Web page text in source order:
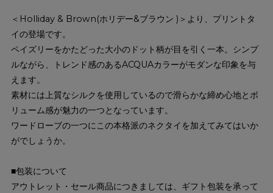
＜Holliday & Brown(ホリデー&ブラウン )＞より、プリントタ
イの登場です。
ペイズリーをかたどった大小のドット柄が目を引く一本。シンプ
ルながら、トレンド感のあるACQUAカラーがモダンな印象を与
えます。
素材には上質なシルクを使用しているので滑らかな締め心地とボ
リューム感が魅力の一つとなっています。
ワードローブの一つにこの本格派のネクタイを加えてみてはいか
がでしょうか。
■包装について
アウトレット・セール商品につきましては、ギフト包装を承って